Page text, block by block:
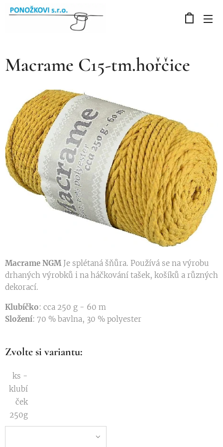
Macrame C15-tm.hořčice
Macrame NGM Je splétaná šňůra. Používá se na výrobu
drhaných výrobků i na háčkování tašek, košíků a různých
dekorací.
Klubíčko: cca 250 g - 60 m
Složení: 70 % bavlna, 30 % polyester
Zvolte si variantu:
ks -
klubí
ček
250g